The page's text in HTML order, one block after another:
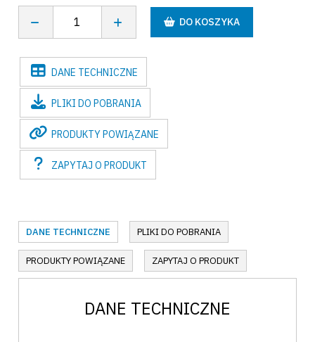
DO KOSZYKA
DANE TECHNICZNE
PLIKI DO POBRANIA
PRODUKTY POWIĄZANE
ZAPYTAJO PRODUKT
DANE TECHNICZNE PLIKI DO POBRANIA
PRODUKTY POWIĄZANE ZAPYTAJ O PRODUKT
DANE TECHNICZNE